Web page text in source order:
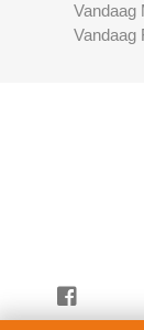
Vandaag
Vandaag